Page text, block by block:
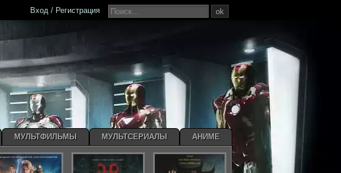
ok
Вход / Регистрация
МУЛЬТФИЛЬМЫ МУЛЬТСЕРИАЛЫ АНИМЕ